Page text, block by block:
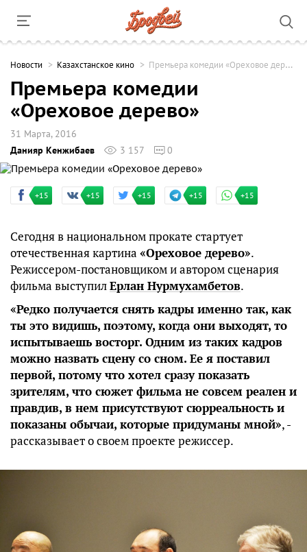
Новости Казахстанское кино Премьера комедии «Ореховое дерево»
Премьера комедии
«Ореховое дерево»
31 Марта, 2016
Данияр Кенжибаев
3 157 0
+15 +15 +15 +15 +15
Сегодня в национальном прокате стартует
отечественная картина «Ореховое дерево».
Режиссером-постановщиком и автором сценария
фильма выступилЕрлан Нурмухамбетов.
«Редко получается снять кадры именно так, как
ты это видишь, поэтому, когда они выходят, то
испытываешь восторг. Одним из таких кадров
можно назвать сцену со сном. Ее я поставил
первой, потому что хотел сразу показать
зрителям, что сюжет фильма не совсем реален и
правдив, в нем присутствуют сюрреальность и
показаны обычаи, которые придуманы мной», -
рассказывает о своем проекте режиссер.